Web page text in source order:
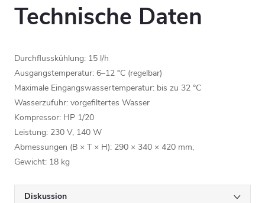
Technische Daten
Durchflusskühlung: 15 l/h
Ausgangstemperatur: 6–12 °C (regelbar)
Maximale Eingangswassertemperatur: bis zu 32 °C
Wasserzufuhr: vorgefiltertes Wasser
Kompressor: HP 1/20
Leistung: 230 V, 140 W
Abmessungen (B × T × H): 290 × 340 × 420 mm,
Gewicht: 18 kg
Diskussion